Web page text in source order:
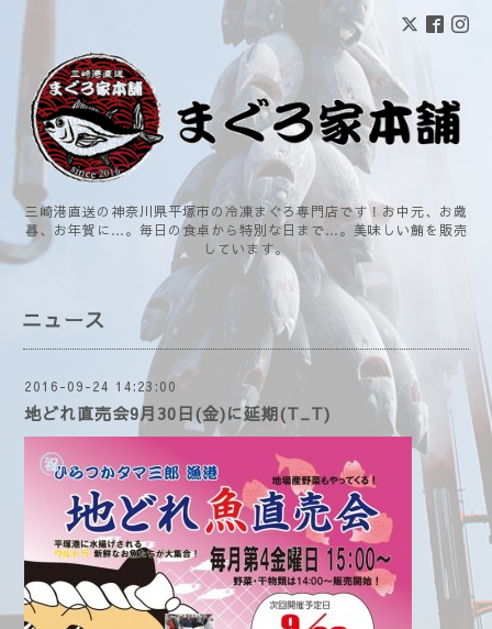
三崎港直送の神奈川県平塚市の冷凍まぐろ専門店です！お中元、お歳
暮、お年賀に…。毎日の食卓から特別な日まで…。美味しい鮪を販売
しています。
ニュース
2016-09-24 14:23:00
地どれ直売会9月30日(金)に延期(T_T)